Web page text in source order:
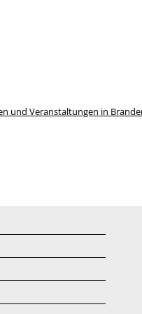
und Veranstaltungen in